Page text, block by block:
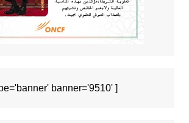
banner='9510' ]